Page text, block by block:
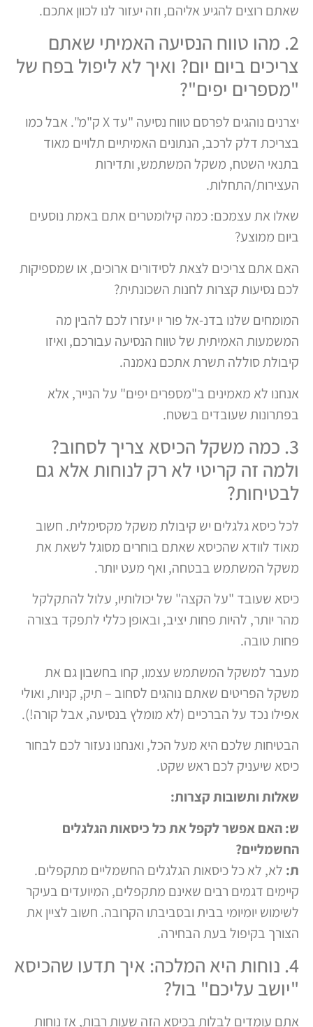
שאתם רוצים להגיע אליהם, וזה יעזור לנו לכוון אתכם.
2. מהו טווח הנסיעה האמיתי שאתם
צריכים ביום יום? ואיך לא ליפול בפח של
"מספרים יפים"?
יצרנים נוהגים לפרסם טווח נסיעה "עד X ק"מ". אבל כמו
בצריכת דלק לרכב, הנתונים האמיתיים תלויים מאוד
בתנאי השטח, משקל המשתמש, ותדירות
העצירות/התחלות.
שאלו את עצמכם: כמה קילומטרים אתם באמת נוסעים
ביום ממוצע?
האם אתם צריכים לצאת לסידורים ארוכים, או שמספיקות
לכם נסיעות קצרות לחנות השכונתית?
המומחים שלנו בדנ-אל פור יו יעזרו לכם להבין מה
המשמעות האמיתית של טווח הנסיעה עבורכם, ואיזו
קיבולת סוללה תשרת אתכם נאמנה.
אנחנו לא מאמינים ב"מספרים יפים" על הנייר, אלא
בפתרונות שעובדים בשטח.
3. כמה משקל הכיסא צריך לסחוב?
ולמה זה קריטי לא רק לנוחות אלא גם
לבטיחות?
לכל כיסא גלגלים יש קיבולת משקל מקסימלית. חשוב
מאוד לוודא שהכיסא שאתם בוחרים מסוגל לשאת את
משקל המשתמש בבטחה, ואף מעט יותר.
כיסא שעובד "על הקצה" של יכולותיו, עלול להתקלקל
מהר יותר, להיות פחות יציב, ובאופן כללי לתפקד בצורה
פחות טובה.
מעבר למשקל המשתמש עצמו, קחו בחשבון גם את
משקל הפריטים שאתם נוהגים לסחוב – תיק, קניות, ואולי
אפילו נכד על הברכיים (לא מומלץ בנסיעה, אבל קורה!).
הבטיחות שלכם היא מעל הכל, ואנחנו נעזור לכם לבחור
כיסא שיעניק לכם ראש שקט.
שאלות ותשובות קצרות:
ש: האם אפשר לקפל את כל כיסאות הגלגלים
החשמליים?
ת:לא, לא כל כיסאות הגלגלים החשמליים מתקפלים.
קיימים דגמים רבים שאינם מתקפלים, המיועדים בעיקר
לשימוש יומיומי בבית ובסביבתו הקרובה. חשוב לציין את
הצורך בקיפול בעת הבחירה.
4. נוחות היא המלכה: איך תדעו שהכיסא
"יושב עליכם" בול?
אתם עומדים לבלות בכיסא הזה שעות רבות, אז נוחות